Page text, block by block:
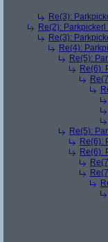
Re(3):
Re(2):
Re(3):
Re(4):
Re(5):
Re(6):
Re(5):
Re(6):
Re(6):